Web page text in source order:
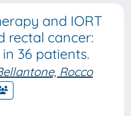
and IORT
rectal cancer:
36 patients.
Rocco